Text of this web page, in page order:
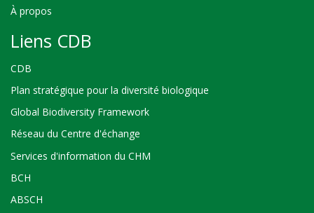
À propos
Liens CDB
CDB
Plan stratégique pour la diversité biologique
Global Biodiversity Framework
Réseau du Centre d'échange
Services d'information du CHM
BCH
ABSCH